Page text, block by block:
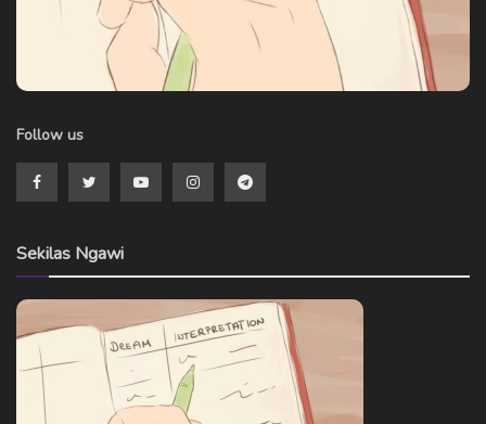
Follow us
Sekilas Ngawi